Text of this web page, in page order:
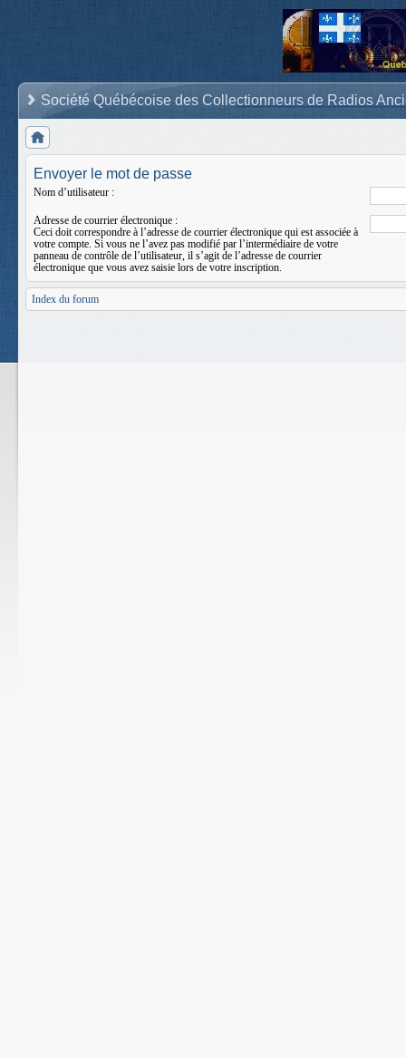
Société Québécoise des Collectionneurs de Radios
Envoyer le mot de passe
Nom d’utilisateur :
Adresse de courrier électronique :
Ceci doit correspondre à l’adresse de courrier électronique qui est associée à
votre compte. Si vous ne l’avez pas modifié par l’intermédiaire de votre
panneau de contrôle de l’utilisateur, il s’agit de l’adresse de courrier
électronique que vous avez saisie lors de votre inscription.
Index du forum